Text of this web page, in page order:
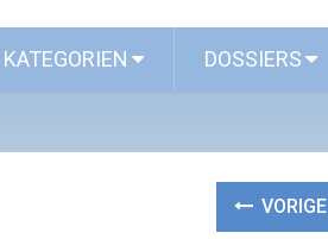
KATEGORIEN DOSSIERS
VORIGE